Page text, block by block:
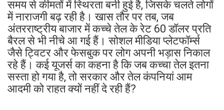
समय से कीमतों में स्थिरता बनी हुई है, जिसके चलते लोगों
में नाराजगी बढ़ रही है। खास तौर पर तब, जब
अंतरराष्ट्रीय बाजार में कच्चे तेल के रेट 60 डॉलर प्रति
बैरल से भी नीचे आ गई हैं। सोशल मीडिया प्लेटफॉर्म्स
जैसे ट्विटर और फेसबुक पर लोग अपनी भड़ास निकाल
रहे हैं। कई यूजर्स का कहना है कि जब कच्चा तेल इतना
सस्ता हो गया है, तो सरकार और तेल कंपनियां आम
आदमी को राहत क्यों नहीं दे रही हैं?